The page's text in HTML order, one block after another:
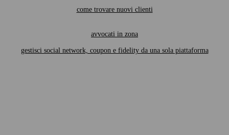
come trovare nuovi clienti
avvocati in zona
gestisci social network, coupon e fidelity da una sola piattaforma